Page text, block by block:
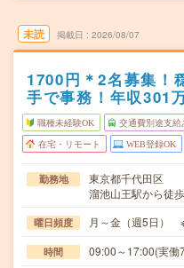
未読 掲載日 2026/08/07
1700円＊2名募集！
手で事務！年収301
職種未経験OK 交通費別途支給
在宅・リモート WEB登録OK
勤務地
東京都千代田区
溜池山王駅から徒
曜日頻度 月～金（週5日）
時間 09:00～17:00(実